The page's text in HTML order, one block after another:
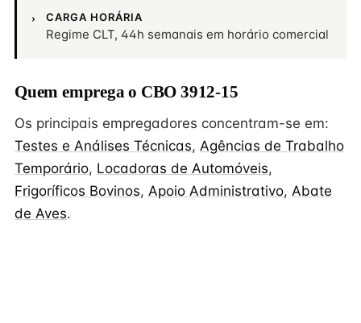
CARGA HORÁRIA
Regime CLT, 44h semanais em horário comercial
Quem emprega o CBO 3912-15
Os principais empregadores concentram-se em:
Testes e Análises Técnicas, Agências de Trabalho
Temporário, Locadoras de Automóveis,
Frigoríficos Bovinos, Apoio Administrativo, Abate
de Aves.